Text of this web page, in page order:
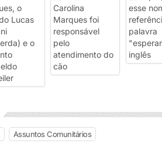
Assuntos Comunitários